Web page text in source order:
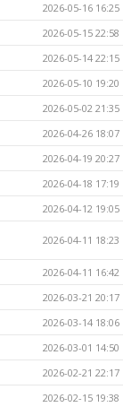
2026-05-16 16:25
2026-05-15 22:58
2026-05-14 22:15
2026-05-10 19:20
2026-05-02 21:35
2026-04-26 18:07
2026-04-19 20:27
2026-04-18 17:19
2026-04-12 19:05
2026-04-11 18:23
2026-04-11 16:42
2026-03-21 20:17
2026-03-14 18:06
2026-03-01 14:50
2026-02-21 22:17
2026-02-15 19:38